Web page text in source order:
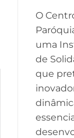
O
uma
de
que